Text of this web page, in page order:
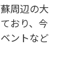
周辺の大
おり、今
ントなど